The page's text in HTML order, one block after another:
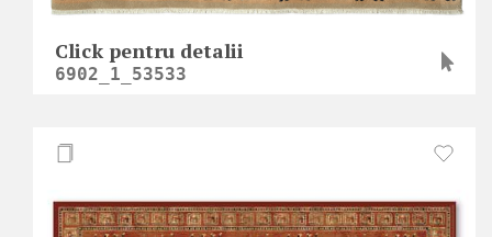
Click pentru detalii
6902_1_53533